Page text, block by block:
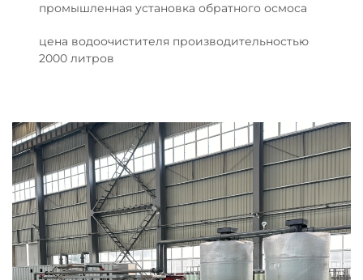
промышленная установка обратного осмоса
цена водоочистителя производительностью
2000 литров